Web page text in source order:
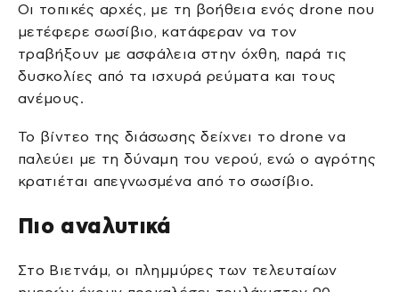
Οι τοπικές αρχές, με τη βοήθεια ενός drone που
μετέφερε σωσίβιο, κατάφεραν να τον
τραβήξουν με ασφάλεια στην όχθη, παρά τις
δυσκολίες από τα ισχυρά ρεύματα και τους
ανέμους.
Το βίντεο της διάσωσης δείχνει το drone να
παλεύει με τη δύναμη του νερού, ενώ ο αγρότης
κρατιέται απεγνωσμένα από το σωσίβιο.
Πιο αναλυτικά
Στο Βιετνάμ, οι πλημμύρες των τελευταίων